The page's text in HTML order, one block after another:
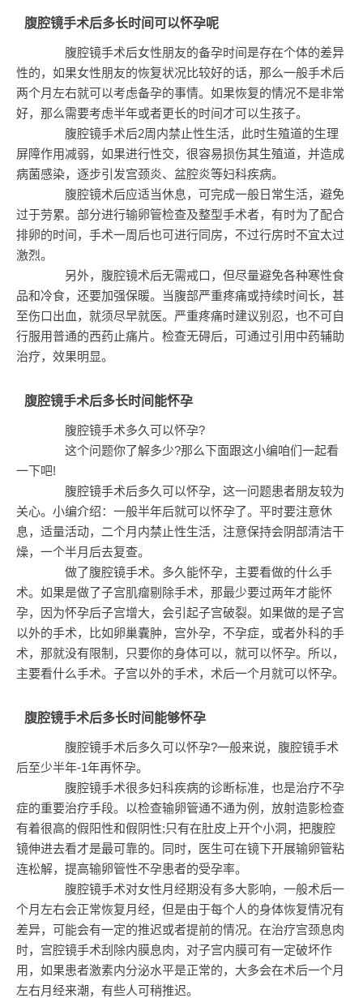
腹腔镜手术后多长时间可以怀孕呢
腹腔镜手术后女性朋友的备孕时间是存在个体的差异
性的，如果女性朋友的恢复状况比较好的话，那么一般手术后
两个月左右就可以考虑备孕的事情。如果恢复的情况不是非常
好，那么需要考虑半年或者更长的时间才可以生孩子。
腹腔镜手术后2周内禁止性生活，此时生殖道的生理
屏障作用减弱，如果进行性交，很容易损伤其生殖道，并造成
病菌感染，逐步引发宫颈炎、盆腔炎等妇科疾病。
腹腔镜术后应适当休息，可完成一般日常生活，避免
过于劳累。部分进行输卵管检查及整型手术者，有时为了配合
排卵的时间，手术一周后也可进行同房，不过行房时不宜太过
激烈。
另外，腹腔镜术后无需戒口，但尽量避免各种寒性食
品和冷食，还要加强保暖。当腹部严重疼痛或持续时间长，甚
至伤口出血，就须尽早就医。严重疼痛时建议别忍，也不可自
行服用普通的西药止痛片。检查无碍后，可通过引用中药辅助
治疗，效果明显。
腹腔镜手术后多长时间能怀孕
腹腔镜手术多久可以怀孕?
这个问题你了解多少?那么下面跟这小编咱们一起看
一下吧!
腹腔镜手术后多久可以怀孕，这一问题患者朋友较为
关心。小编介绍：一般半年后就可以怀孕了。平时要注意休
息，适量活动，二个月内禁止性生活，注意保持会阴部清洁干
燥，一个半月后去复查。
做了腹腔镜手术。多久能怀孕，主要看做的什么手
术。如果是做了子宫肌瘤剔除手术，那最少要过两年才能怀
孕，因为怀孕后子宫增大，会引起子宫破裂。如果做的是子宫
以外的手术，比如卵巢囊肿，宫外孕，不孕症，或者外科的手
术，那就没有限制，只要你的身体可以，就可以怀孕。所以，
主要看什么手术。子宫以外的手术，术后一个月就可以怀孕。
腹腔镜手术后多长时间能够怀孕
腹腔镜手术后多久可以怀孕?一般来说，腹腔镜手术
后至少半年-1年再怀孕。
腹腔镜手术很多妇科疾病的诊断标准，也是治疗不孕
症的重要治疗手段。以检查输卵管通不通为例，放射造影检查
有着很高的假阳性和假阴性;只有在肚皮上开个小洞，把腹腔
镜伸进去看才是最可靠的。同时，医生可在镜下开展输卵管粘
连松解，提高输卵管性不孕患者的受孕率。
腹腔镜手术对女性月经期没有多大影响，一般术后一
个月左右会正常恢复月经，但是由于每个人的身体恢复情况有
差异，可能会有一定的推迟或者提前的情况。在治疗宫颈息肉
时，宫腔镜手术刮除内膜息肉，对子宫内膜可有一定破坏作
用，如果患者激素内分泌水平是正常的，大多会在术后一个月
左右月经来潮，有些人可稍推迟。